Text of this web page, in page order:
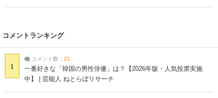
コメントランキング
1
コメント数： 21
一番好きな「韓国の男性俳優」は？【2026年版・人気投票実施
中】 | 芸能人 ねとらぼリサーチ